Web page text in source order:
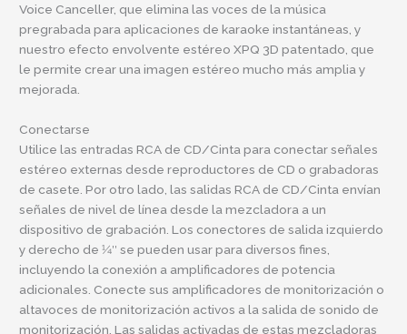
Voice Canceller, que elimina las voces de la música
pregrabada para aplicaciones de karaoke instantáneas, y
nuestro efecto envolvente estéreo XPQ 3D patentado, que
le permite crear una imagen estéreo mucho más amplia y
mejorada.
Conectarse
Utilice las entradas RCA de CD/Cinta para conectar señales
estéreo externas desde reproductores de CD o grabadoras
de casete. Por otro lado, las salidas RCA de CD/Cinta envían
señales de nivel de línea desde la mezcladora a un
dispositivo de grabación. Los conectores de salida izquierdo
y derecho de 1⁄4″ se pueden usar para diversos fines,
incluyendo la conexión a amplificadores de potencia
adicionales. Conecte sus amplificadores de monitorización o
altavoces de monitorización activos a la salida de sonido de
monitorización. Las salidas activadas de estas mezcladoras